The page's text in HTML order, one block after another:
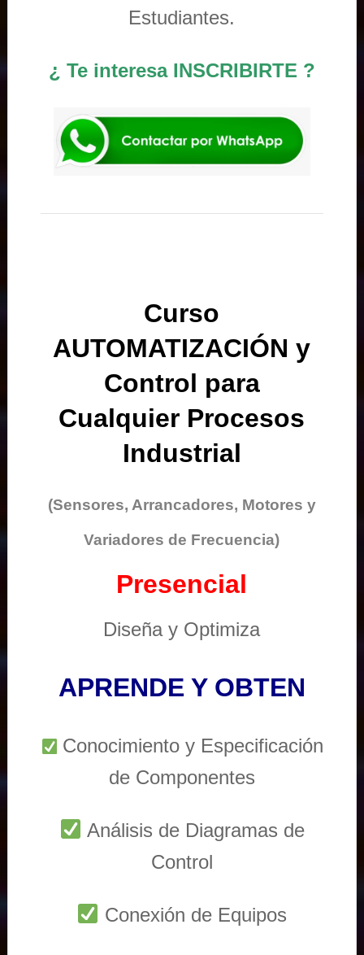
Estudiantes.
¿ Te interesa INSCRIBIRTE ?
Curso
AUTOMATIZACIÓN y
Control para
Cualquier Procesos
Industrial
(Sensores, Arrancadores, Motores y
Variadores de Frecuencia)
Presencial
Diseña y Optimiza
APRENDE Y OBTEN
Conocimiento y Especificación
de Componentes
Análisis de Diagramas de
Control
Conexión de Equipos